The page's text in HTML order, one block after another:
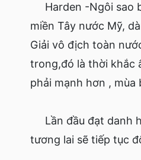
Harden -Ngôi sao
miền Tây nước Mỹ,
Giải vô địch toàn
trong,đó là thời khắc
phải mạnh hơn , mùa
Lần đầu đạt danh
tương lai sẽ tiếp tục